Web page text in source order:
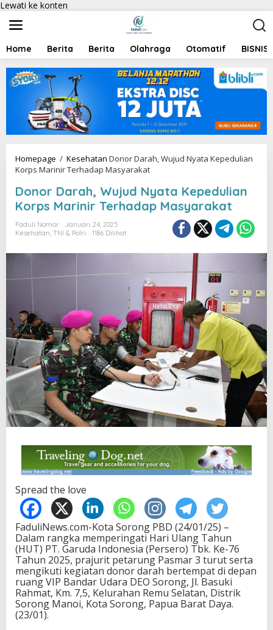
Lewati ke konten
Home Berita Berita Olahraga Otomatif BISNIS
Homepage / Kesehatan Donor Darah, Wujud Nyata Kepedulian
Korps Marinir Terhadap Masyarakat
Donor Darah, Wujud Nyata Kepedulian
Korps Marinir Terhadap Masyarakat
Faduli Nomor
Januari 24, 2025
Kesehatan, TNI & Polri 1186 Dilihat
Spread the love
FaduliNews.com-Kota Sorong PBD (24/01/25) –
Dalam rangka memperingati Hari Ulang Tahun
(HUT) PT. Garuda Indonesia (Persero) Tbk. Ke-76
Tahun 2025, prajurit petarung Pasmar 3 turut serta
mengikuti kegiatan donor darah bertempat di depan
ruang VIP Bandar Udara DEO Sorong, Jl. Basuki
Rahmat, Km. 7,5, Kelurahan Remu Selatan, Distrik
Sorong Manoi, Kota Sorong, Papua Barat Daya.
(23/01).